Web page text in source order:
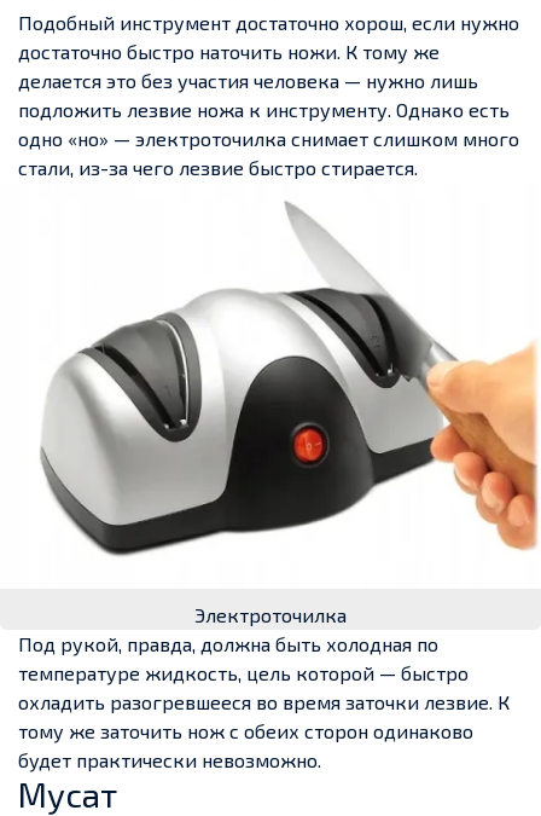
Подобный инструмент достаточно хорош, если нужно
достаточно быстро наточить ножи. К тому же
делается это без участия человека — нужно лишь
подложить лезвие ножа к инструменту. Однако есть
одно «но» — электроточилка снимает слишком много
стали, из-за чего лезвие быстро стирается.
Электроточилка
Под рукой, правда, должна быть холодная по
температуре жидкость, цель которой — быстро
охладить разогревшееся во время заточки лезвие. К
тому же заточить нож с обеих сторон одинаково
будет практически невозможно.
Мусат